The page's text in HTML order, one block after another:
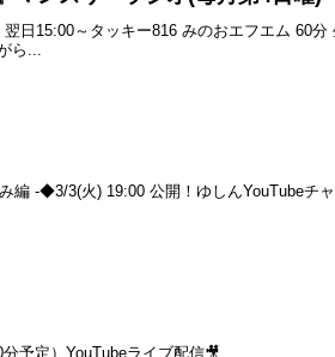
15:00～タッキー816 みのおエフエム 60分
ら...
編 -◆3/3(火) 19:00 公開！ゆしんYouTubeチ
予定）YouTubeライブ配信🎥